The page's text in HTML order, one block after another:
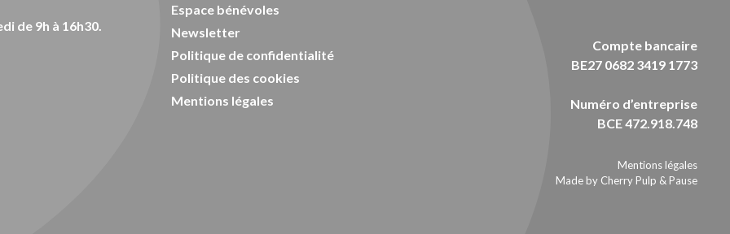
de 9h à 16h30.
Espace bénévoles
Newsletter
Politique de confidentialité
Politique des cookies
Mentions légales
Compte bancaire
BE27 0682 3419 1773
Numéro d’entreprise
BCE 472.918.748
Mentions légales
Made by Cherry Pulp & Pause